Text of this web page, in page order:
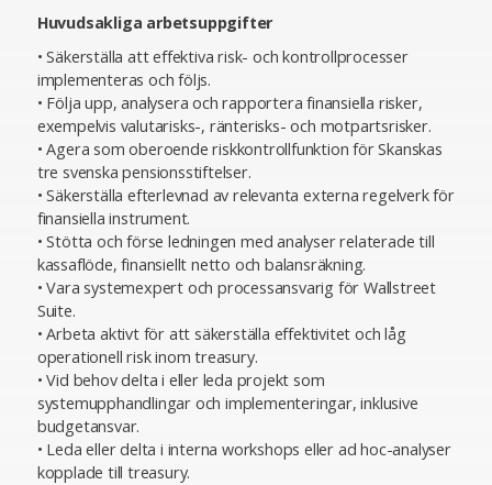
Huvudsakliga arbetsuppgifter
• Säkerställa att effektiva risk- och kontrollprocesser
implementeras och följs.
• Följa upp, analysera och rapportera finansiella risker,
exempelvis valutarisks-, ränterisks- och motpartsrisker.
• Agera som oberoende riskkontrollfunktion för Skanskas
tre svenska pensionsstiftelser.
• Säkerställa efterlevnad av relevanta externa regelverk för
finansiella instrument.
• Stötta och förse ledningen med analyser relaterade till
kassaflöde, finansiellt netto och balansräkning.
• Vara systemexpert och processansvarig för Wallstreet
Suite.
• Arbeta aktivt för att säkerställa effektivitet och låg
operationell risk inom treasury.
• Vid behov delta i eller leda projekt som
systemupphandlingar och implementeringar, inklusive
budgetansvar.
• Leda eller delta i interna workshops eller ad hoc-analyser
kopplade till treasury.